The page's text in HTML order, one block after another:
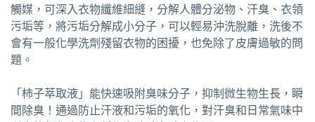
觸媒，可深入衣物纖維細縫，分解人體分泌物、汗臭、衣領
污垢等，將污垢分解成小分子，可以輕易沖洗脫離，洗後不
會有一般化學洗劑殘留衣物的困擾，也免除了皮膚過敏的問
題。
「柿子萃取液」能快速吸附臭味分子，抑制微生物生長，瞬
間除臭！通過防止汗液和污垢的氧化，對汗臭和日常氣味中